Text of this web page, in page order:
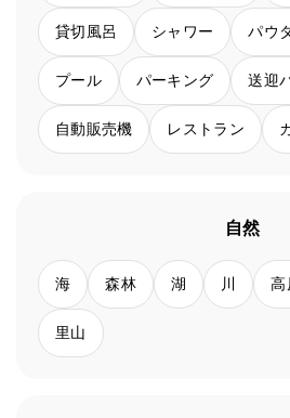
貸切風呂 シャワー パウ
プール パーキング 送迎
自動販売機 レストラン
自然
海 森林 湖 川 高
里山